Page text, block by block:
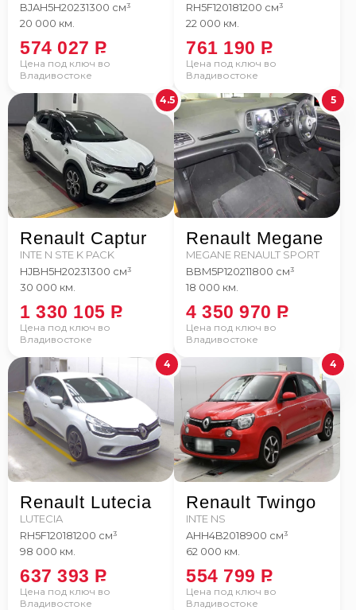
BJAH5H20231300 см³
20 000 км.
Цена под ключ во
Владивостоке
574 027 P
RH5F120181200 см³
22 000 км.
Цена под ключ во
Владивостоке
761 190 P
4.5
Renault Captur
INTE N STE K PACK
HJBH5H20231300 см³
30 000 км.
Цена под ключ во
Владивостоке
1 330 105 P
5
Renault Megane
MEGANE RENAULT SPORT
BBM5P120211800 см³
18 000 км.
Цена под ключ во
Владивостоке
4 350 970 P
4
Renault Lutecia
LUTECIA
RH5F120181200 см³
98 000 км.
Цена под ключ во
Владивостоке
637 393 P
4
Renault Twingo
INTE NS
AHH4B2018900 см³
62 000 км.
Цена под ключ во
Владивостоке
554 799 P